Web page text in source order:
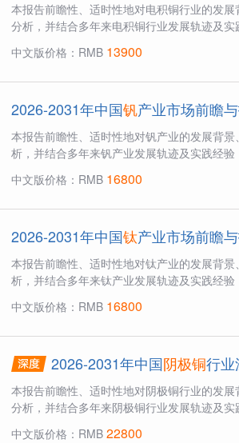
本报告前瞻性、适时性地对电积铜行业的发
分析，并结合多年来电积铜行业发展轨迹及
中文版价格：RMB 13900
2026-2031年中国钒产业市场前瞻
本报告前瞻性、适时性地对钒产业的发展背
析，并结合多年来钒产业发展轨迹及实践经
中文版价格：RMB 16800
2026-2031年中国钛产业市场前瞻
本报告前瞻性、适时性地对钛产业的发展背
析，并结合多年来钛产业发展轨迹及实践经
中文版价格：RMB 16800
2026-2031年中国阴极铜行
本报告前瞻性、适时性地对阴极铜行业的发
分析，并结合多年来阴极铜行业发展轨迹及
中文版价格：RMB22800